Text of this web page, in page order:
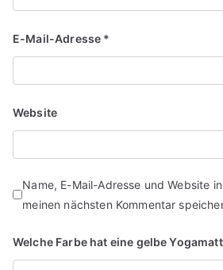
E-Mail-Adresse *
Website
Name, E-Mail-Adresse und Website
meinen nächsten Kommentar
Welche Farbe hat eine gelbe